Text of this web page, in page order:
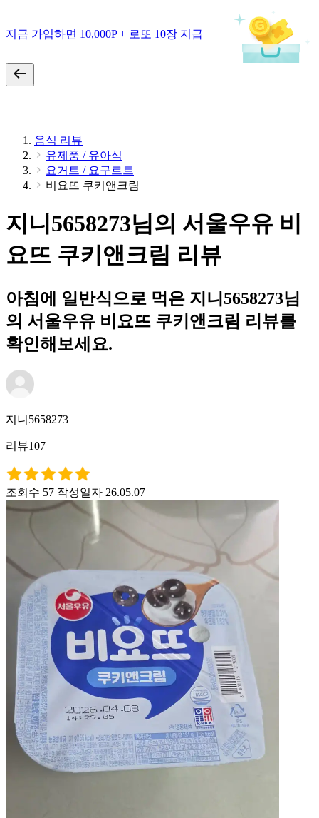
지금 가입하면 10,000P + 로또 10장 지급
음식 리뷰
유제품 / 유아식
요거트 / 요구르트
비요뜨 쿠키앤크림
지니5658273님의 서울우유 비
요뜨 쿠키앤크림 리뷰
아침에 일반식으로 먹은 지니5658273님
의 서울우유 비요뜨 쿠키앤크림 리뷰를
확인해보세요.
지니5658273
리뷰107
조회수 57 작성일자 26.05.07